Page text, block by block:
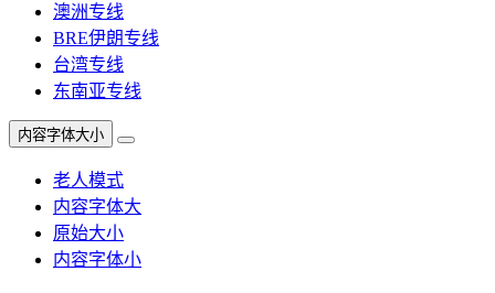
澳洲专线
BRE伊朗专线
台湾专线
东南亚专线
内容字体大小
老人模式
内容字体大
原始大小
内容字体小